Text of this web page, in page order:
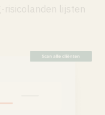
risicolanden lijsten